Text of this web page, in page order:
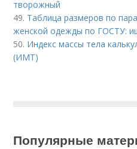
творожный
49. Таблица размеров по
женской одежды по ГОСТУ:
50. Индекс массы тела
(ИМТ)
Популярные